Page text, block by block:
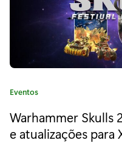
C
t
e
Eventos
Warhammer Skulls
e atualizações para